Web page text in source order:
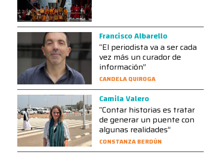
Francisco Albarello
“El periodista va a ser cada
vez más un curador de
información”
CANDELA QUIROGA
Camila Valero
“Contar historias es tratar
de generar un puente con
algunas realidades”
CONSTANZA BERDÚN